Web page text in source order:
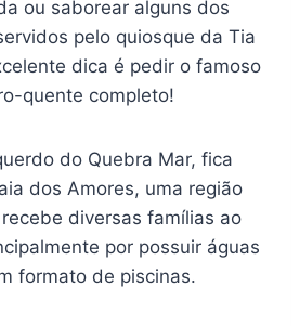
ou saborear alguns dos
pelo quiosque da Tia
dica é pedir o famoso
quente completo!
do Quebra Mar, fica
dos Amores, uma região
diversas famílias ao
por possuir águas
formato de piscinas.